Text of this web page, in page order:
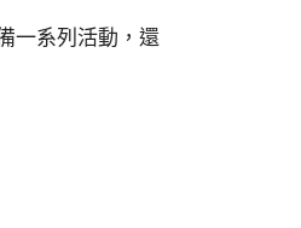
一系列活動，還